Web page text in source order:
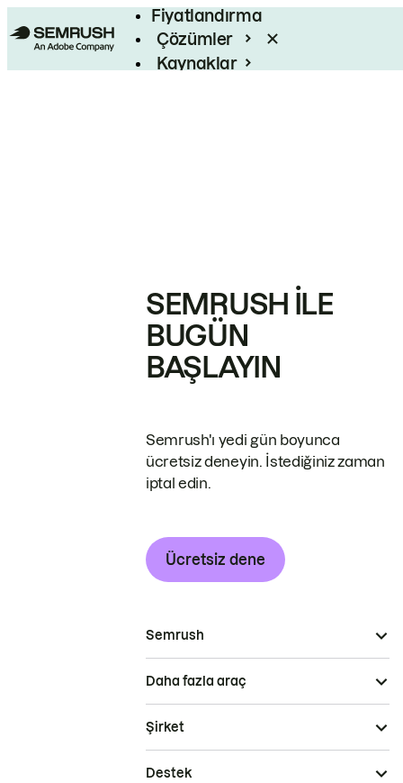
Fiyatlandırma
Çözümler
Kaynaklar
SEMRUSH ILE
BUGÜN
BAŞLAYIN
Semrush'ı yedi gün boyunca
ücretsiz deneyin. İstediğiniz zaman
iptal edin.
Ücretsiz dene
Semrush
Daha fazla araç
Şirket
Destek